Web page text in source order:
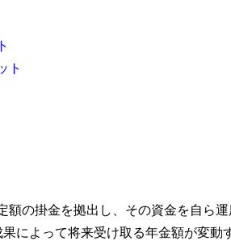
ト
額の掛金を拠出し、その資金を自ら
によって将来受け取る年金額が変